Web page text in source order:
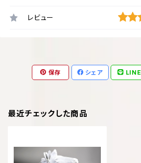
レビュー
保存 シェア LINE
最近チェックした商品